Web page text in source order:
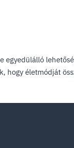
egyedülálló
hogy életmódját